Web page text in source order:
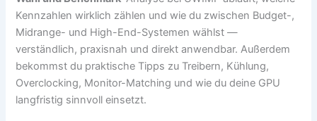
Kennzahlen wirklich zählen und wie du zwischen Budget-,
Midrange- und High-End-Systemen wählst —
verständlich, praxisnah und direkt anwendbar. Außerdem
bekommst du praktische Tipps zu Treibern, Kühlung,
Overclocking, Monitor-Matching und wie du deine GPU
langfristig sinnvoll einsetzt.